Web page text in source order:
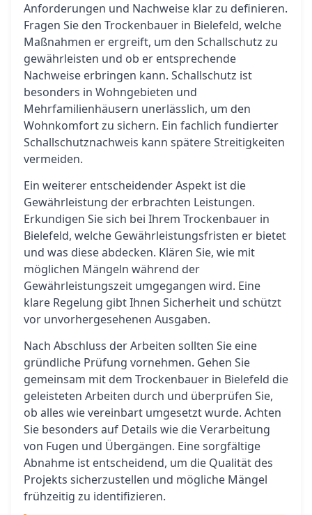
Anforderungen und Nachweise klar zu definieren.
Fragen Sie den Trockenbauer in Bielefeld, welche
Maßnahmen er ergreift, um den Schallschutz zu
gewährleisten und ob er entsprechende
Nachweise erbringen kann. Schallschutz ist
besonders in Wohngebieten und
Mehrfamilienhäusern unerlässlich, um den
Wohnkomfort zu sichern. Ein fachlich fundierter
Schallschutznachweis kann spätere Streitigkeiten
vermeiden.
Ein weiterer entscheidender Aspekt ist die
Gewährleistung der erbrachten Leistungen.
Erkundigen Sie sich bei Ihrem Trockenbauer in
Bielefeld, welche Gewährleistungsfristen er bietet
und was diese abdecken. Klären Sie, wie mit
möglichen Mängeln während der
Gewährleistungszeit umgegangen wird. Eine
klare Regelung gibt Ihnen Sicherheit und schützt
vor unvorhergesehenen Ausgaben.
Nach Abschluss der Arbeiten sollten Sie eine
gründliche Prüfung vornehmen. Gehen Sie
gemeinsam mit dem Trockenbauer in Bielefeld die
geleisteten Arbeiten durch und überprüfen Sie,
ob alles wie vereinbart umgesetzt wurde. Achten
Sie besonders auf Details wie die Verarbeitung
von Fugen und Übergängen. Eine sorgfältige
Abnahme ist entscheidend, um die Qualität des
Projekts sicherzustellen und mögliche Mängel
frühzeitig zu identifizieren.